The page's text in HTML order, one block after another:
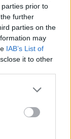
prior to
further
parties on the
may
IAB’s List of
it to other